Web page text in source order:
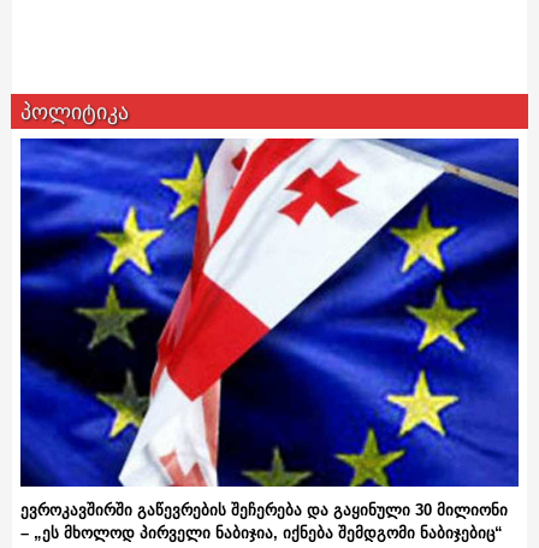
პოლიტიკა
ევროკავშირში გაწევრების შეჩერება და გაყინული 30 მილიონი
– „ეს მხოლოდ პირველი ნაბიჯია, იქნება შემდგომი ნაბიჯებიც“